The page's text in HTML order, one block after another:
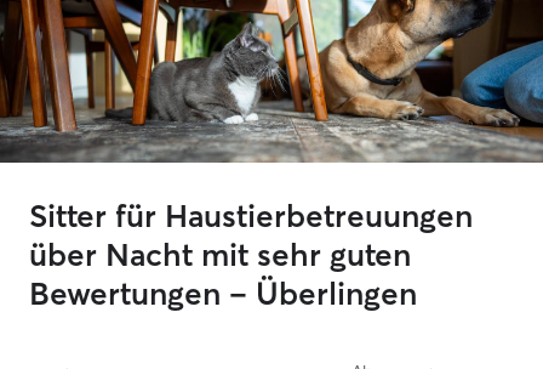
Sitter für Haustierbetreuungen
über Nacht mit sehr guten
Bewertungen – Überlingen